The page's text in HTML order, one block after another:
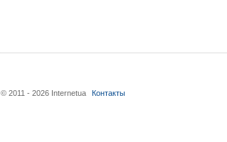
© 2011 - 2026 Internetua Контакты